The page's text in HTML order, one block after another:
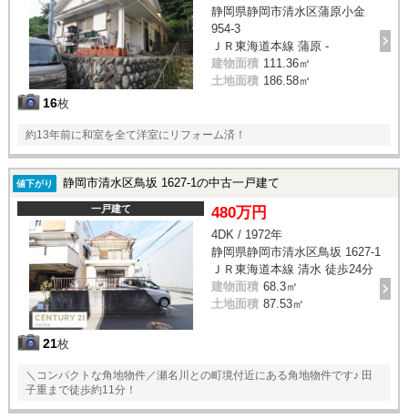
16枚
静岡県静岡市清水区蒲原小金
954-3
ＪＲ東海道本線 蒲原 -
建物面積 111.36㎡
土地面積 186.58㎡
約13年前に和室を全て洋室にリフォーム済！
値下がり 静岡市清水区鳥坂 1627-1の中古一戸建て
一戸建て
21枚
480万円
4DK / 1972年
静岡県静岡市清水区鳥坂 1627-1
ＪＲ東海道本線 清水 徒歩24分
建物面積 68.3㎡
土地面積 87.53㎡
＼コンパクトな角地物件／瀬名川との町境付近にある角地物件です♪ 田
子重まで徒歩約11分！